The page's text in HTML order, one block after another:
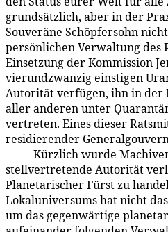
grundsätzlich, aber in der
Souveräne Schöpfersohn
persönlichen Verwaltung des
Einsetzung der Kommission
vierundzwanzig einstigen
Autorität verfügen, ihn in der
aller anderen unter
vertreten. Eines dieser
residierender
Kürzlich wurde
stellvertretende Autorität
Planetarischer Fürst zu
Lokaluniversums hat nicht
um das gegenwärtige